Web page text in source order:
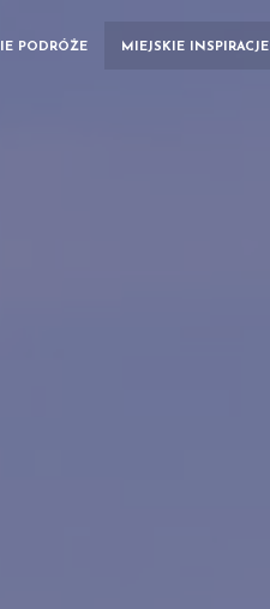
PODRÓŻE MIEJSKIE INSPIRACJE